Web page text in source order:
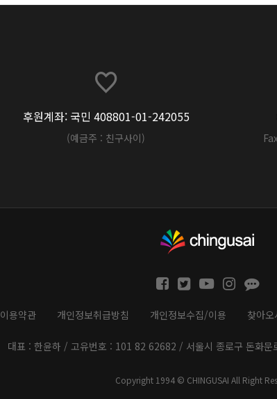
후원계좌: 국민 408801-01-242055
(예금주 : 친구사이)
이용약관 개인정보취급방침 개인정보수집/이용 찾아오
대표 : 한윤하 / 고유번호 : 101 82 62682 / 서울시 종로구 돈화
Copyright 1994 © CHINGUSAI All Right